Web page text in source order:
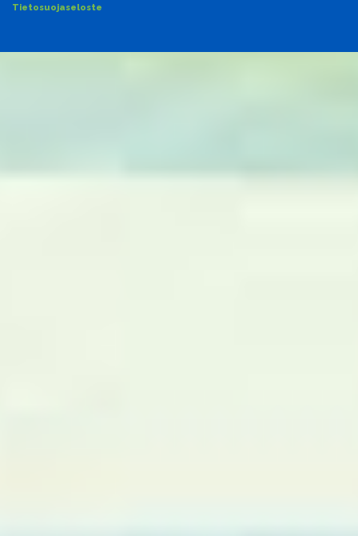
Tietosuojaseloste